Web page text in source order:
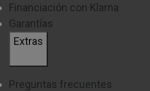
Financiación con Klarna
Garantías
Extras
Preguntas frecuentes